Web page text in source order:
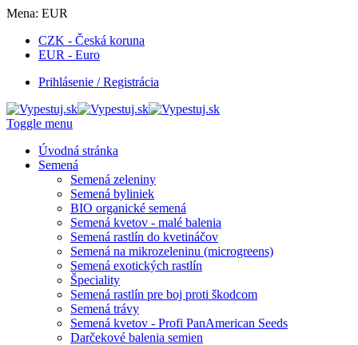
Mena: EUR
CZK - Česká koruna
EUR - Euro
Prihlásenie / Registrácia
Toggle menu
Úvodná stránka
Semená
Semená zeleniny
Semená byliniek
BIO organické semená
Semená kvetov - malé balenia
Semená rastlín do kvetináčov
Semená na mikrozeleninu (microgreens)
Semená exotických rastlín
Špeciality
Semená rastlín pre boj proti škodcom
Semená trávy
Semená kvetov - Profi PanAmerican Seeds
Darčekové balenia semien